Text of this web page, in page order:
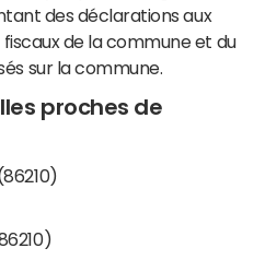
des déclarations aux
de la commune et du
sur la commune.
proches de